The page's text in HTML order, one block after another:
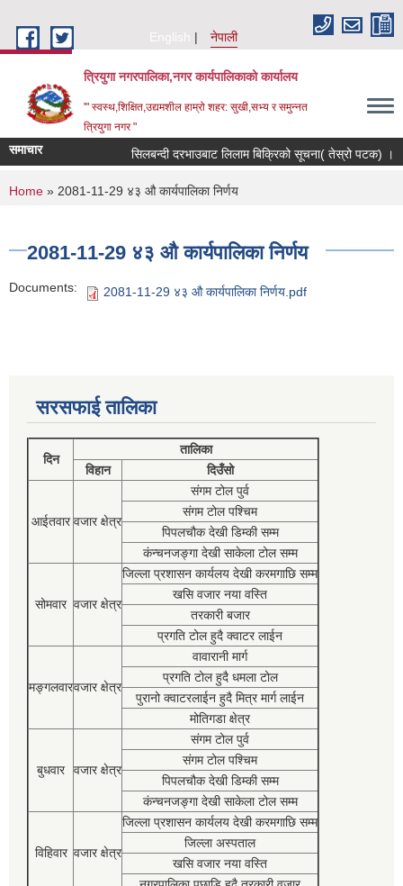
English
नेपाली
त्रियुगा नगरपालिका,नगर कार्यपालिकाको कार्यालय
'" स्वस्थ,शिक्षित,उद्यमशील हाम्रो शहर: सुखी,सभ्य र समुन्नत
त्रियुगा नगर "
समाचार सिलबन्दी दरभाउबाट लिलाम बिक्रिको सूचना( तेस्रो पटक) ।
You are here
Home » 2081-11-29 ४३ औ कार्यपालिका निर्णय
2081-11-29 ४३ औ कार्यपालिका निर्णय
Documents: 2081-11-29 ४३ औ कार्यपालिका निर्णय.pdf
सरसफाई तालिका
दिन
तालिका
विहान
दिउँसो
आईतवार वजार क्षेत्र
संगम टोल पुर्व
संगम टोल पश्चिम
पिपलचौक देखी डिम्की सम्म
कंन्चनजङ्गा देखी साकेला टोल सम्म
सोमवार वजार क्षेत्र
जिल्ला प्रशासन कार्यलय देखी करमगाछि सम्म
खसि वजार नया वस्ति
तरकारी बजार
प्रगति टोल हुदै क्वाटर लाईन
मङ्गलवारवजार क्षेत्र
वावारानी मार्ग
प्रगति टोल हुदै धमला टोल
पुरानो क्वाटरलाईन हुदै मित्र मार्ग लाईन
मोतिगडा क्षेत्र
बुधवार वजार क्षेत्र
संगम टोल पुर्व
संगम टोल पश्चिम
पिपलचौक देखी डिम्की सम्म
कंन्चनजङ्गा देखी साकेला टोल सम्म
विहिवार वजार क्षेत्र
जिल्ला प्रशासन कार्यलय देखी करमगाछि सम्म
जिल्ला अस्पताल
खसि वजार नया वस्ति